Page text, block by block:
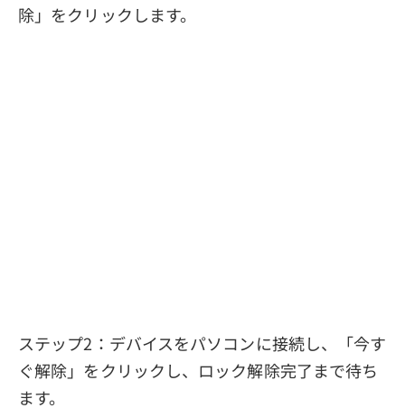
除」をクリックします。
ステップ2：デバイスをパソコンに接続し、「今す
ぐ解除」をクリックし、ロック解除完了まで待ち
ます。